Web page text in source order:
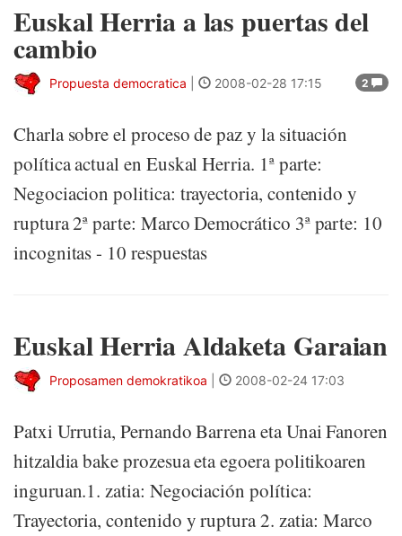
Euskal Herria a las puertas del
cambio
2
Propuesta democratica 2008-02-28 17:15
Charla sobre el proceso de paz y la situación
política actual en Euskal Herria. 1ª parte:
Negociacion politica: trayectoria, contenido y
ruptura 2ª parte: Marco Democrático 3ª parte: 10
incognitas - 10 respuestas
Euskal Herria Aldaketa Garaian
Proposamen demokratikoa 2008-02-24 17:03
Patxi Urrutia, Pernando Barrena eta Unai Fanoren
hitzaldia bake prozesua eta egoera politikoaren
inguruan.1. zatia: Negociación política:
Trayectoria, contenido y ruptura 2. zatia: Marco